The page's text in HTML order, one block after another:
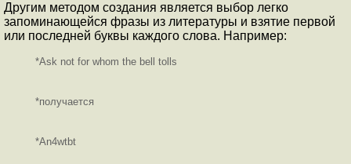
Другим методом создания является выбор легко
запоминающейся фразы из литературы и взятие первой
или последней буквы каждого слова. Например:
*Ask not for whom the bell tolls
*получается
*An4wtbt